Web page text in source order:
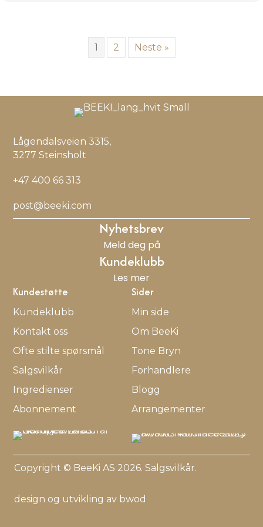
1 2 Neste »
Lågendalsveien 3315,
3277 Steinsholt
+47 400 66 313
post@beeki.com
Nyhetsbrev
Meld deg på
Kundeklubb
Les mer
Kundestøtte
Kundeklubb
Kontakt oss
Ofte stilte spørsmål
Salgsvilkår
Ingredienser
Abonnement
Sider
Min side
Om BeeKi
Tone Bryn
Forhandlere
Blogg
Arrangementer
Copyright © BeeKi AS 2026. Salgsvilkår.
design og utvikling av bwod